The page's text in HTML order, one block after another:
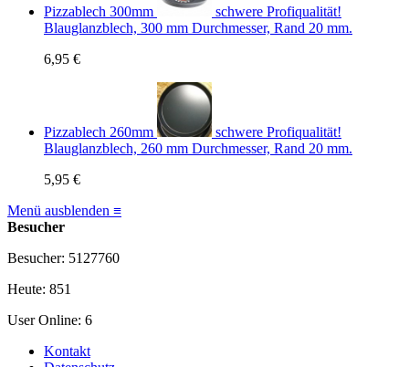
Pizzablech 300mm
schwere Profiqualität!
Blauglanzblech, 300 mm Durchmesser, Rand 20 mm.
6,95 €
Pizzablech 260mm
schwere Profiqualität!
Blauglanzblech, 260 mm Durchmesser, Rand 20 mm.
5,95 €
Menü ausblenden ≡
Besucher
Besucher: 5127760
Heute: 851
User Online: 6
Kontakt